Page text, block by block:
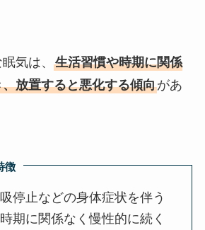
気は、
生活習慣や時期に関係
放置すると悪化する傾向があ
徴
停止などの身体症状を伴う
期に関係なく慢性的に続く